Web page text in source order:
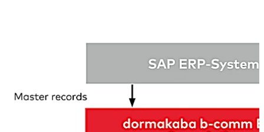
modułami SAP, a komponentami pozyskiwania danych
dormakaba. Można skorzystać z pełnej integracji z SAP
oraz zautomatyzowanej, bezpiecznej i bezbłędnej
wymiany danych. Ponad 1700 klientów SAP na całym
świecie polega na rozwiązaniach dormakaba.
Dodatkowo, potężne moduły oprogramowania są